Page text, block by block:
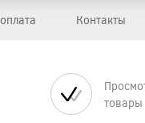
Контакты
товары